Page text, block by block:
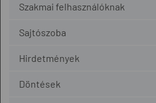
Szakmai felhasználóknak
Sajtószoba
Hirdetmények
Döntések